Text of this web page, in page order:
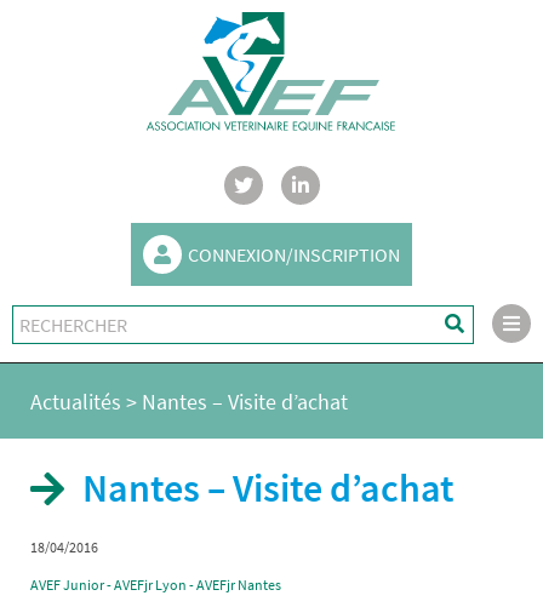
CONNEXION/INSCRIPTION
Actualités > Nantes – Visite d’achat
Nantes – Visite d’achat
18/04/2016
AVEF Junior - AVEFjr Lyon - AVEFjr Nantes